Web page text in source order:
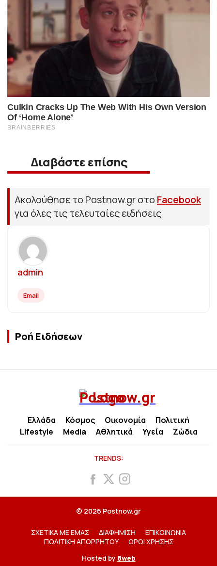
Διαβάστε επίσης
Ακολούθησε το Postnow.gr στο Facebook
για όλες τις τελευταίες ειδήσεις
admin
Email
Ροή Ειδήσεων
Ελλάδα Κόσμος Οικονομία
Πολιτική
Lifestyle
Media Αθλητικά Υγεία Ζώδια
TRENDS:
© 2026 Postnow.gr
ΣΧΕΤΙΚΑ ΜΕ ΕΜΑΣ ΔΙΑΦΗΜΙΣΗ
ΕΠΙΚΟΙΝΩΝΙΑ
ΠΟΛΙΤΙΚΗ ΑΠΟΡΡΗΤΟΥ
ΟΡΟΙ ΧΡΗΣΗΣ
Hosted by 8web